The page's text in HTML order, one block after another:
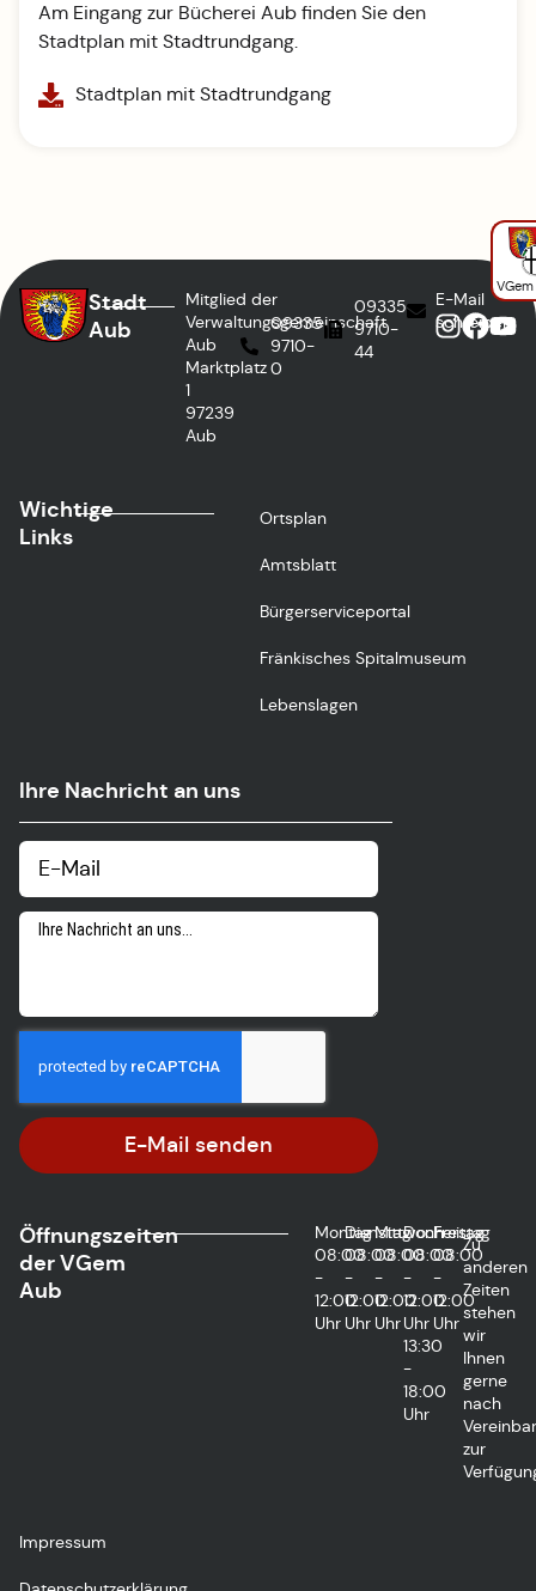
Am Eingang zur Bücherei Aub finden Sie den
Stadtplan mit Stadtrundgang.
Stadtplan mit Stadtrundgang
Stadt
Aub
Mitglied der
Verwaltungsgemeinschaft
Aub
Marktplatz
1
97239
Aub
09335
9710-
0
09335
9710-
44
E-Mail
schreiben
Wichtige
Links
Ortsplan
Amtsblatt
Bürgerserviceportal
Fränkisches Spitalmuseum
Lebenslagen
Ihre Nachricht an uns
E-Mail senden
Öffnungszeiten
der VGem
Aub
Montag
08:00
-
12:00
Uhr
Dienstag
08:00
-
12:00
Uhr
Mittwoch
08:00
-
12:00
Uhr
Donnerstag
08:00
-
12:00
Uhr
13:30
-
18:00
Uhr
Freitag
08:00
-
12:00
Uhr
Zu
anderen
Zeiten
stehen
wir
Ihnen
gerne
nach
zur
Impressum